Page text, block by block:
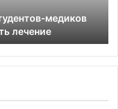
медиков
лечение